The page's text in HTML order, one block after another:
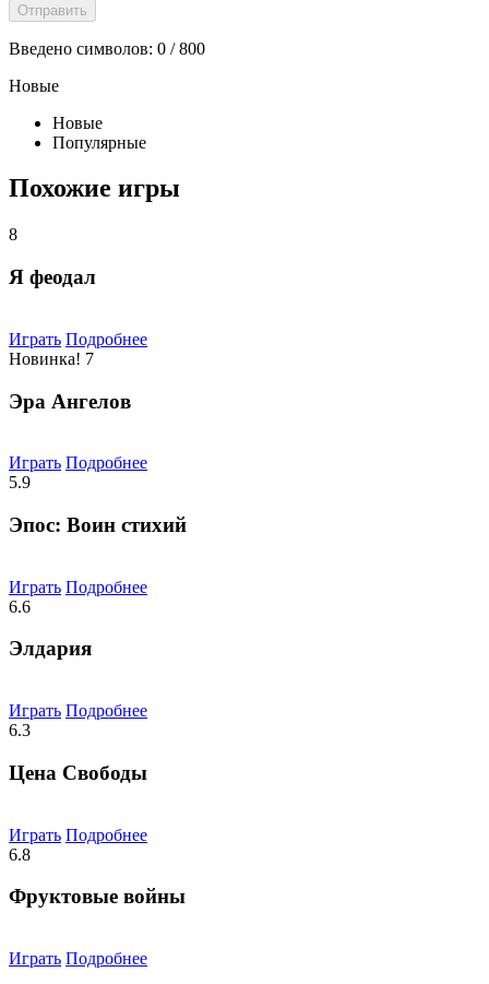
Введено символов: 0 / 800
Новые
Новые
Популярные
Похожие игры
8
Я феодал
Играть Подробнее
Новинка! 7
Эра Ангелов
Играть Подробнее
5.9
Эпос: Воин стихий
Играть Подробнее
6.6
Элдария
Играть Подробнее
6.3
Цена Свободы
Играть Подробнее
6.8
Фруктовые войны
Играть Подробнее